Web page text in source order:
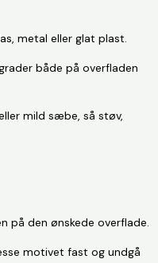
metal eller glat plast.
både på overfladen
mild sæbe, så støv,
på den ønskede overflade.
motivet fast og undgå